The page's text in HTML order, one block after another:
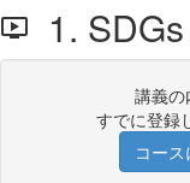
1.
講義の
すでに登録
コー